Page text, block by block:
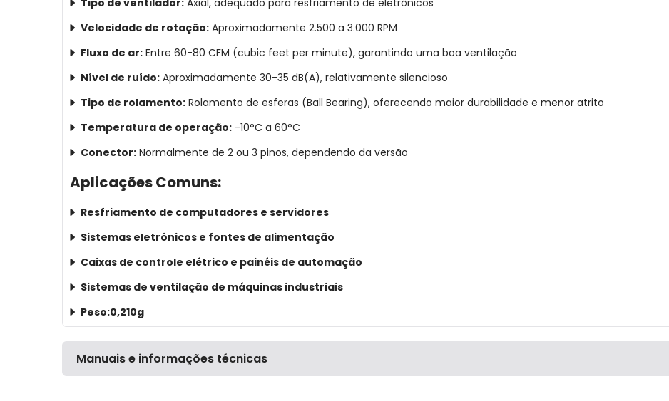
Tipo de ventilador: Axial, adequado para resfriamento de eletrônicos
Velocidade de rotação: Aproximadamente 2.500 a 3.000 RPM
Fluxo de ar: Entre 60-80 CFM (cubic feet per minute), garantindo uma boa ventilação
Nível de ruído: Aproximadamente 30-35 dB(A), relativamente silencioso
Tipo de rolamento: Rolamento de esferas (Ball Bearing), oferecendo maior durabilidade e menor atrito
Temperatura de operação: -10°C a 60°C
Conector: Normalmente de 2 ou 3 pinos, dependendo da versão
Aplicações Comuns:
Resfriamento de computadores e servidores
Sistemas eletrônicos e fontes de alimentação
Caixas de controle elétrico e painéis de automação
Sistemas de ventilação de máquinas industriais
Peso:0,210g
Manuais e informações técnicas